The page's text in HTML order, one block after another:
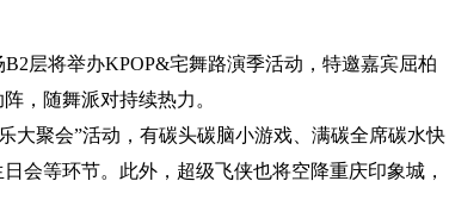
层将举办KPOP&宅舞路演季活动，特邀嘉宾屈柏
，随舞派对持续热力。
大聚会”活动，有碳头碳脑小游戏、满碳全席碳水快
会等环节。此外，超级飞侠也将空降重庆印象城，